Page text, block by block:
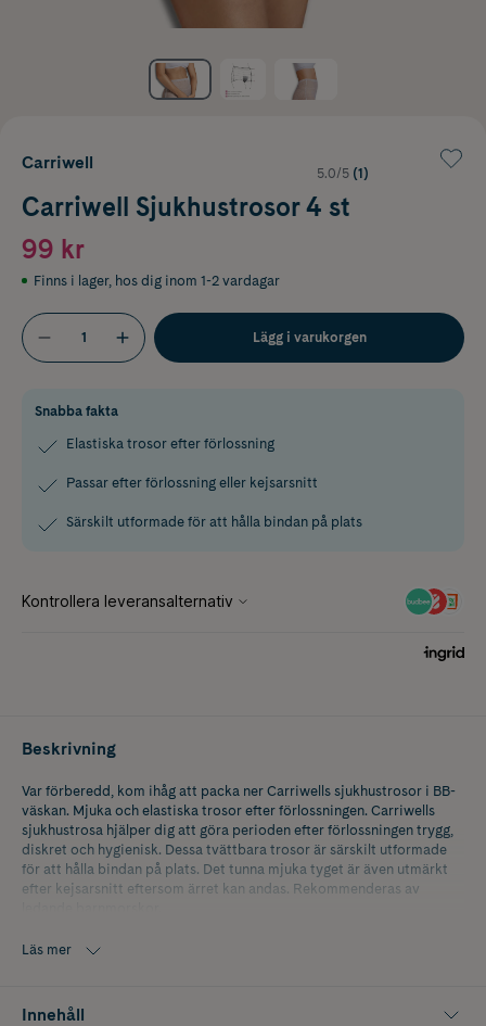
Carriwell
5.0/5 (1)
Carriwell Sjukhustrosor 4 st
99 kr
Finns i lager, hos dig inom 1-2 vardagar
Lägg i varukorgen
Snabba fakta
Elastiska trosor efter förlossning
Passar efter förlossning eller kejsarsnitt
Särskilt utformade för att hålla bindan på plats
Beskrivning
Var förberedd, kom ihåg att packa ner Carriwells sjukhustrosor i BB-
väskan. Mjuka och elastiska trosor efter förlossningen. Carriwells
sjukhustrosa hjälper dig att göra perioden efter förlossningen trygg,
diskret och hygienisk. Dessa tvättbara trosor är särskilt utformade
för att hålla bindan på plats. Det tunna mjuka tyget är även utmärkt
efter kejsarsnitt eftersom ärret kan andas. Rekommenderas av
Läs mer
Innehåll